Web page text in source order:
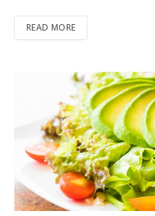
READ MORE